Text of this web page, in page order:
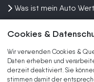
Cookies &
Wir verwenden Cookies &
Daten erheben und
derzeit deaktiviert. Sie
stimmen damit der
Was ist mein Auto Wert
Wir kaufen dein Auto